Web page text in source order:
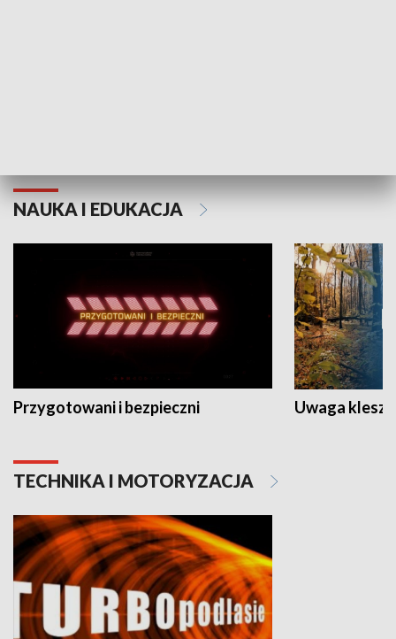
NAUKA I EDUKACJA
Przygotowani i bezpieczni Uwaga
TECHNIKA I MOTORYZACJA